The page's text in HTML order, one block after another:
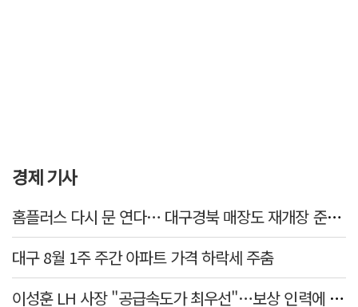
경제 기사
홈플러스 다시 문 연다… 대구경북 매장도 재개장 준비 돌입
대구 8월 1주 주간 아파트 가격 하락세 주춤
이성훈 LH 사장 "공급속도가 최우선"…보상 인력에 정규직보다 후한 대우